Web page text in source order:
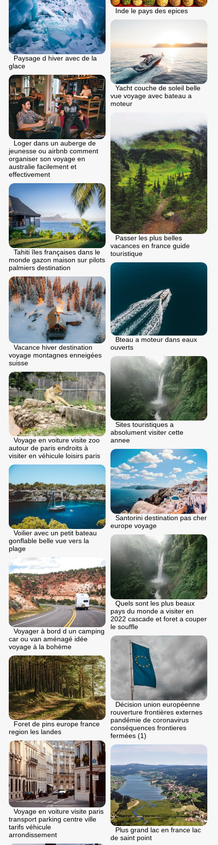
Paysage d hiver avec de la
glace
Inde le pays des epices
Yacht couche de soleil belle
vue voyage avec bateau a
moteur
Loger dans un auberge de
jeunesse ou airbnb comment
organiser son voyage en
australie facilement et
effectivement
Passer les plus belles
vacances en france guide
touristique
Tahiti îles françaises dans le
monde gazon maison sur pilots
palmiers destination
Bteau a moteur dans eaux
ouverts
Vacance hiver destination
voyage montagnes enneigées
suisse
Sites touristiques a
absolument visiter cette
annee
Voyage en voiture visite zoo
autour de paris endroits à
visiter en véhicule loisirs paris
Santorini destination pas cher
europe voyage
Voilier avec un petit bateau
gonflable belle vue vers la
plage
Quels sont les plus beaux
pays du monde a visiter en
2022 cascade et foret a couper
le souffle
Voyager à bord d un camping
car ou van aménagé idée
voyage à la bohème
Décision union européenne
rouverture frontières externes
pandémie de coronavirus
conséquences frontieres
fermées (1)
Foret de pins europe france
region les landes
Voyage en voiture visite paris
transport parking centre ville
tarifs véhicule
arrondissement
Plus grand lac en france lac
de saint point